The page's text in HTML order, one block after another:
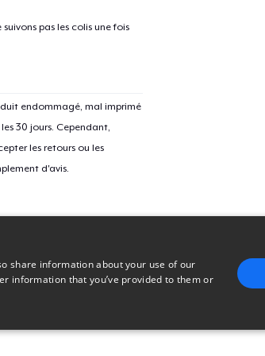
pas les colis une fois
endommagé, mal imprimé
30 jours. Cependant,
les retours ou les
d'avis.
Tee
Tee
share information about your use of our
information that you’ve provided to them or